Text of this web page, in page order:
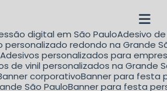
digital em São Paulo Adesivo
personalizado redondo na Grande
Adesivos personalizados para
de vinil personalizados na Grande
Banner corporativo Banner para festa
São Paulo Banner para festa